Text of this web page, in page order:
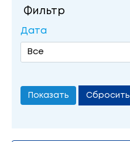
Фильтр
Дата
Все
Сбросить